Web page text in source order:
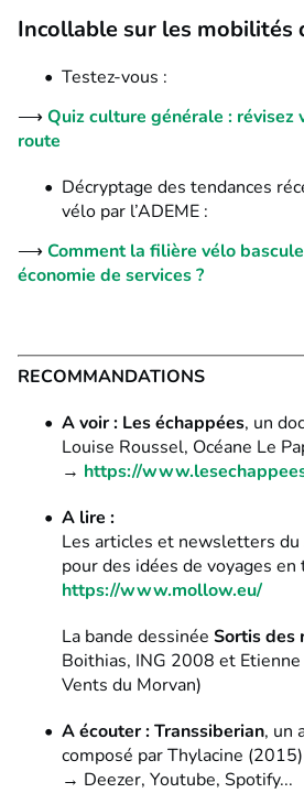
Incollable sur les mobilités
Testez-vous :
⟶Quiz culture générale : révisez
route
Décryptage des tendances
vélo par l’ADEME :
⟶Comment la filière vélo
économie de services ?
RECOMMANDATIONS
A voir : Les échappées, un
Louise Roussel, Océane Le
→ https://
A lire :
Les articles et newsletters
pour des idées de voyages
https://www.mollow.eu/
La bande dessinée Sortis des
Boithias, ING 2008 et
Vents du Morvan)
A écouter : Transsiberian, un
composé par Thylacine (2015)
→ Deezer, Youtube, Spotify...